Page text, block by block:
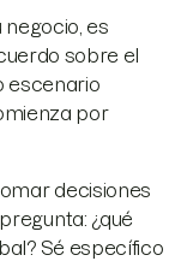
es
sobre el
escenario
por
decisiones
¿qué
Sé específico